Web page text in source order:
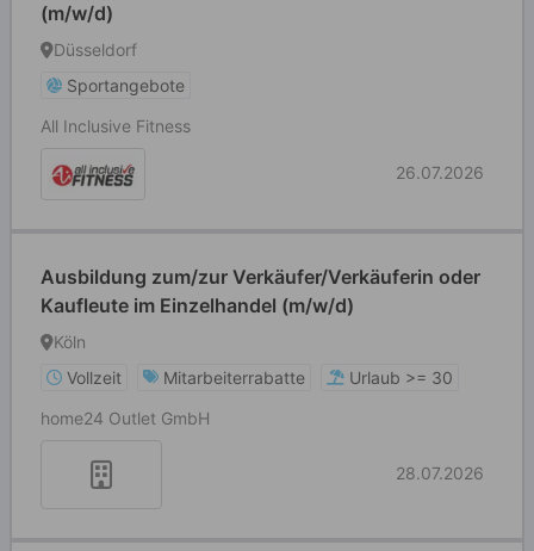
(m/w/d)
Düsseldorf
Sportangebote
All Inclusive Fitness
26.07.2026
Ausbildung zum/zur Verkäufer/Verkäuferin oder
Kaufleute im Einzelhandel (m/w/d)
Köln
Vollzeit
Mitarbeiterrabatte
Urlaub >= 30
home24 Outlet GmbH
28.07.2026